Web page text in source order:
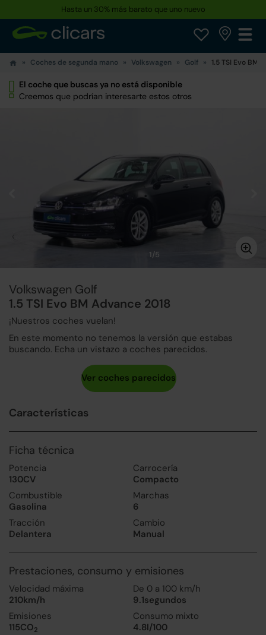
Hasta un 30% más barato que uno nuevo
Coches de segunda mano Volkswagen Golf 1.5 TSI Evo BM
El coche que buscas ya no está disponible
Creemos que podrían interesarte estos otros
1/5
Volkswagen Golf
1.5 TSI Evo BM Advance 2018
¡Nuestros coches vuelan!
En este momento no tenemos la versión que estabas
buscando. Echa un vistazo a coches parecidos.
Características
Ficha técnica
Potencia
130CV
Carrocería
Compacto
Combustible
Gasolina
Marchas
6
Tracción
Delantera
Cambio
Manual
Prestaciones, consumo y emisiones
Velocidad máxima
210km/h
De 0 a 100 km/h
9.1segundos
Emisiones
115CO2
Consumo mixto
4.8l/100